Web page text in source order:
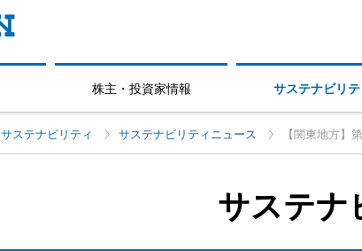
株主・投資家情報 サステナビリテ
サステナビリティ サステナビリティニュース 【関東地方】
サステナ